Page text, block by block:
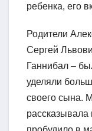
ребенка, его
Родители
Сергей
Ганнибал –
уделяли
своего сына.
рассказывала